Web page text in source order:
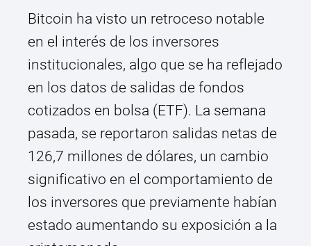
Bitcoin ha visto un retroceso notable
en el interés de los inversores
institucionales, algo que se ha reflejado
en los datos de salidas de fondos
cotizados en bolsa (ETF). La semana
pasada, se reportaron salidas netas de
126,7 millones de dólares, un cambio
significativo en el comportamiento de
los inversores que previamente habían
estado aumentando su exposición a la